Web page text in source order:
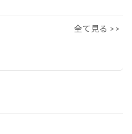
全て見る >>